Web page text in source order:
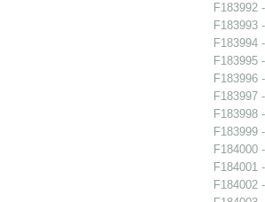
F183992
F183993
F183994
F183995
F183996
F183997
F183998
F183999
F184000
F184001
F184002